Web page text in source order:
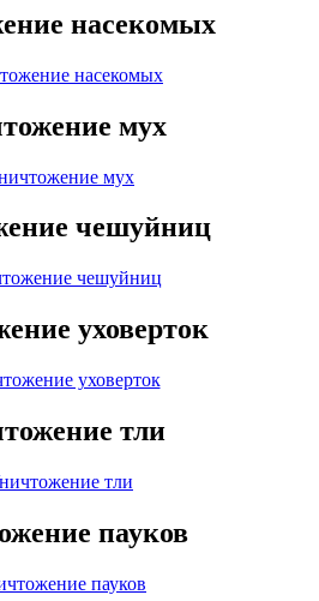
насекомых
мух
чешуйниц
уховерток
тли
пауков